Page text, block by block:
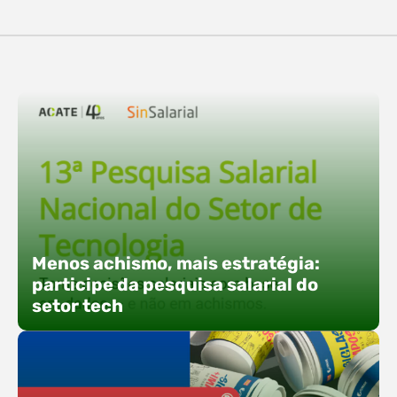
O Polo ACATE-ACIRS confirma presença na
direta: transformar o espaço em um ponto ativo
de conexões e oportunidades. Ao lado do polo, 13
empresas associadas integram o espaço tech,
que estará conectado a um dos palcos
alternativos do evento. A presença conjunta
fortalece o ecossistema e amplia…
Menos achismo, mais estratégia:
participe da pesquisa salarial do
setor tech